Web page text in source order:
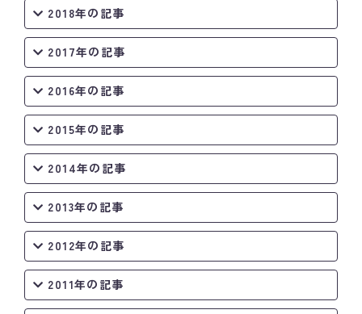
2018年の記事
2017年の記事
2016年の記事
2015年の記事
2014年の記事
2013年の記事
2012年の記事
2011年の記事